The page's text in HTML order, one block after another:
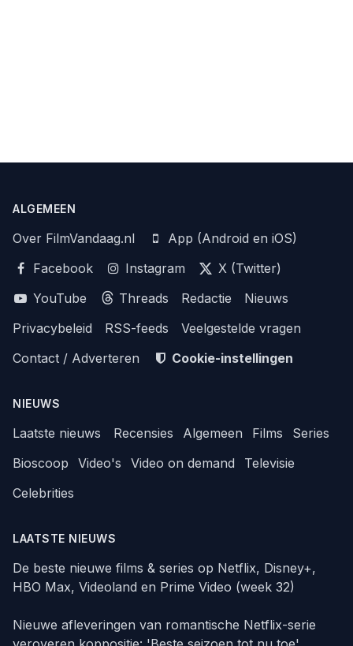
ALGEMEEN
Over FilmVandaag.nl
App (Android en iOS)
Facebook
Instagram
X (Twitter)
YouTube
Threads Redactie
Nieuws
Privacybeleid
RSS-feeds
Veelgestelde vragen
Contact / Adverteren
Cookie-instellingen
NIEUWS
Laatste nieuws Recensies Algemeen Films
Series
Bioscoop
Video's Video on demand
Televisie
Celebrities
LAATSTE NIEUWS
De beste nieuwe films & series op Netflix, Disney+,
HBO Max, Videoland en Prime Video (week 32)
Nieuwe afleveringen van romantische Netflix-serie